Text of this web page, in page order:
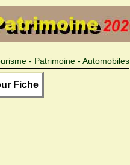
- Patrimoine - Automobiles
Fiche